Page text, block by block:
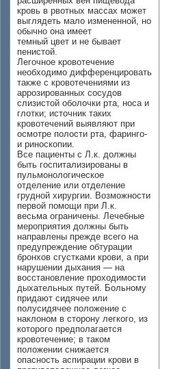
кровь в рвотных массах может
выглядеть мало измененной, но
обычно она имеет
темный цвет и не бывает
пенистой.
Легочное кровотечение
необходимо дифференцировать
также с кровотечениями из
аррозированных сосудов
слизистой оболочки рта, носа и
глотки; источник таких
кровотечений выявляют при
осмотре полости рта, фаринго-
и риноскопии.
Все пациенты с Л.к. должны
быть госпитализированы в
пульмонологическое
отделение или отделение
грудной хирургии. Возможности
первой помощи при Л.к.
весьма ограничены. Лечебные
мероприятия должны быть
направлены прежде всего на
предупреждение обтурации
бронхов сгустками крови, а при
нарушении дыхания — на
восстановление проходимости
дыхательных путей. Больному
придают сидячее или
полусидячее положение с
наклоном в сторону легкого, из
которого предполагается
кровотечение; в таком
положении снижается
опасность аспирации крови в